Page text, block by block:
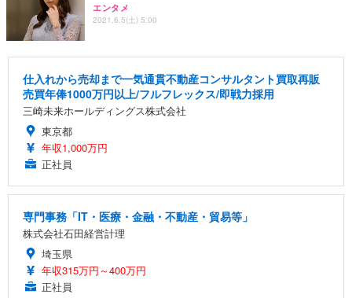
エンタメ
2021.6.5(土) 5:00
仕入れから売却まで一気通貫不動産コンサルタント買取再販
売買年俸1000万円以上/フルフレックス/即戦力採用
三崎未来ホールディングス株式会社
東京都
年収1,000万円
正社員
専門事務「IT・医療・金融・不動産・貿易等」
株式会社石田経営計理
埼玉県
年収315万円～400万円
正社員